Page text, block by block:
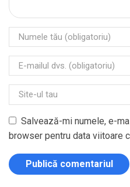
Salvează-mi numele, e-
browser pentru data viitoare